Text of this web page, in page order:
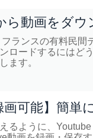
ら動画をダ
ランスの有料民間
ロードするにはど
ます。
画可能】簡単
るように、